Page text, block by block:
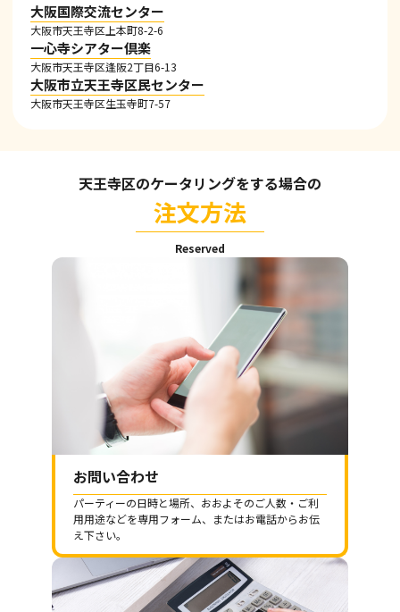
大阪国際交流センター
大阪市天王寺区上本町8-2-6
一心寺シアター倶楽
大阪市天王寺区逢阪2丁目6-13
大阪市立天王寺区民センター
大阪市天王寺区生玉寺町7-57
天王寺区のケータリングをする場合の
注文方法
Reserved
お問い合わせ
パーティーの日時と場所、おおよそのご人数・ご利
用用途などを専用フォーム、またはお電話からお伝
え下さい。